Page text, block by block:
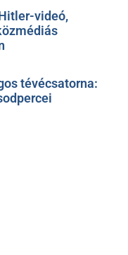
videó,
tévécsatorna: